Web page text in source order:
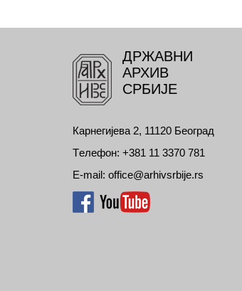
ДРЖАВНИ
АРХИВ
СРБИЈЕ
Карнегијева 2, 11120 Београд
Tелефон: +381 11 3370 781
E-mail: office@arhivsrbije.rs